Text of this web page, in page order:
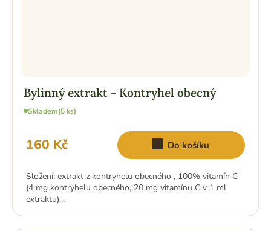
Bylinný extrakt - Kontryhel obecný
Skladem(5 ks)
160 Kč Do košíku
Složení: extrakt z kontryhelu obecného , 100% vitamín C
(4 mg kontryhelu obecného, 20 mg vitamínu C v 1 ml
extraktu)...